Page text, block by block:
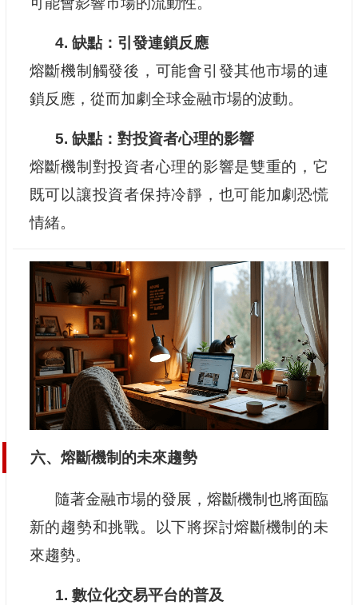
4. 缺點：引發連鎖反應
熔斷機制觸發後，可能會引發其他市場的連
鎖反應，從而加劇全球金融市場的波動。
5. 缺點：對投資者心理的影響
熔斷機制對投資者心理的影響是雙重的，它
既可以讓投資者保持冷靜，也可能加劇恐慌
情緒。
六、熔斷機制的未來趨勢
隨著金融市場的發展，熔斷機制也將面臨
新的趨勢和挑戰。以下將探討熔斷機制的未
來趨勢。
1. 數位化交易平台的普及